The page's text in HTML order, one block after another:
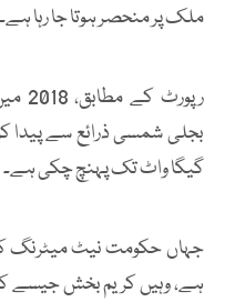
ملک پر منحصر ہوتا جا رہا ہے۔
گیگا واٹ تک پہنچ چکی ہے۔
جہاں حکومت نیٹ میٹرنگ
ہے، وہیں کریم بخش جیسے